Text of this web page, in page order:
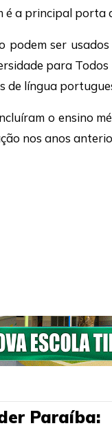
é a principal
podem ser
para
de língua
o ensino
nos anos
Paraíba: